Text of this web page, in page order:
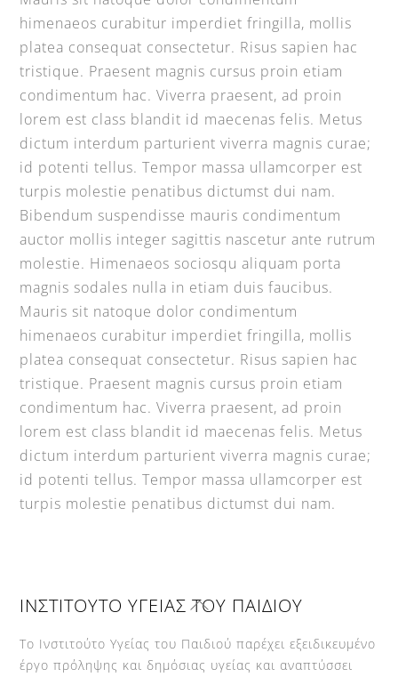
himenaeos curabitur imperdiet fringilla, mollis
platea consequat consectetur. Risus sapien hac
tristique. Praesent magnis cursus proin etiam
condimentum hac. Viverra praesent, ad proin
lorem est class blandit id maecenas felis. Metus
dictum interdum parturient viverra magnis curae;
id potenti tellus. Tempor massa ullamcorper est
turpis molestie penatibus dictumst dui nam.
Bibendum suspendisse mauris condimentum
auctor mollis integer sagittis nascetur ante rutrum
molestie. Himenaeos sociosqu aliquam porta
magnis sodales nulla in etiam duis faucibus.
Mauris sit natoque dolor condimentum
himenaeos curabitur imperdiet fringilla, mollis
platea consequat consectetur. Risus sapien hac
tristique. Praesent magnis cursus proin etiam
condimentum hac. Viverra praesent, ad proin
lorem est class blandit id maecenas felis. Metus
dictum interdum parturient viverra magnis curae;
id potenti tellus. Tempor massa ullamcorper est
turpis molestie penatibus dictumst dui nam.
Back
Top
ΙΝΣΤΙΤΟΥΤΟ ΥΓΕΙΑΣ ΤΟΥ ΠΑΙΔΙΟΥ
Το Ινστιτούτο Υγείας του Παιδιού παρέχει εξειδικευμένο
έργο πρόληψης και δημόσιας υγείας και αναπτύσσει